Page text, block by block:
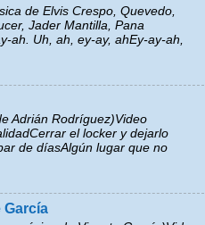
de Elvis Crespo, Quevedo,
Jader Mantilla, Pana
ah. Uh, ah, ey-ay, ahEy-ay-ah,
Adrián Rodríguez)Video
el locker y dejarlo
de díasAlgún lugar que no
García